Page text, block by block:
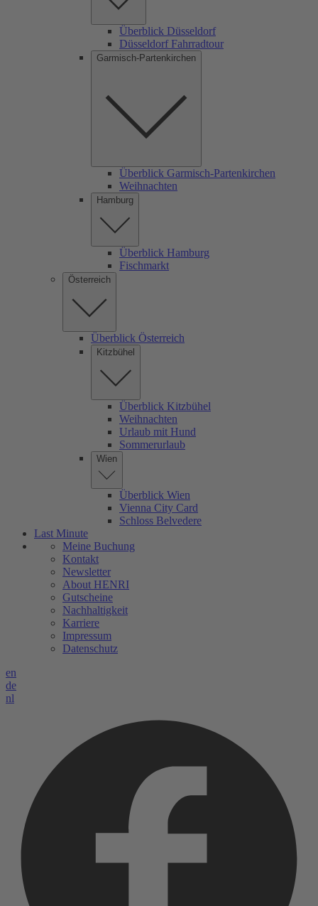
Überblick Düsseldorf
Düsseldorf Fahrradtour
Garmisch-Partenkirchen
Überblick Garmisch-Partenkirchen
Weihnachten
Hamburg
Überblick Hamburg
Fischmarkt
Österreich
Überblick Österreich
Kitzbühel
Überblick Kitzbühel
Weihnachten
Urlaub mit Hund
Sommerurlaub
Wien
Überblick Wien
Vienna City Card
Schloss Belvedere
Last Minute
Meine Buchung
Kontakt
Newsletter
About HENRI
Gutscheine
Nachhaltigkeit
Karriere
Impressum
Datenschutz
en
de
nl